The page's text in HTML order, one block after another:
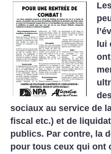
lui
sociaux au service de
fiscal etc.) et de
publics. Par contre, la
pour tous ceux qui ont